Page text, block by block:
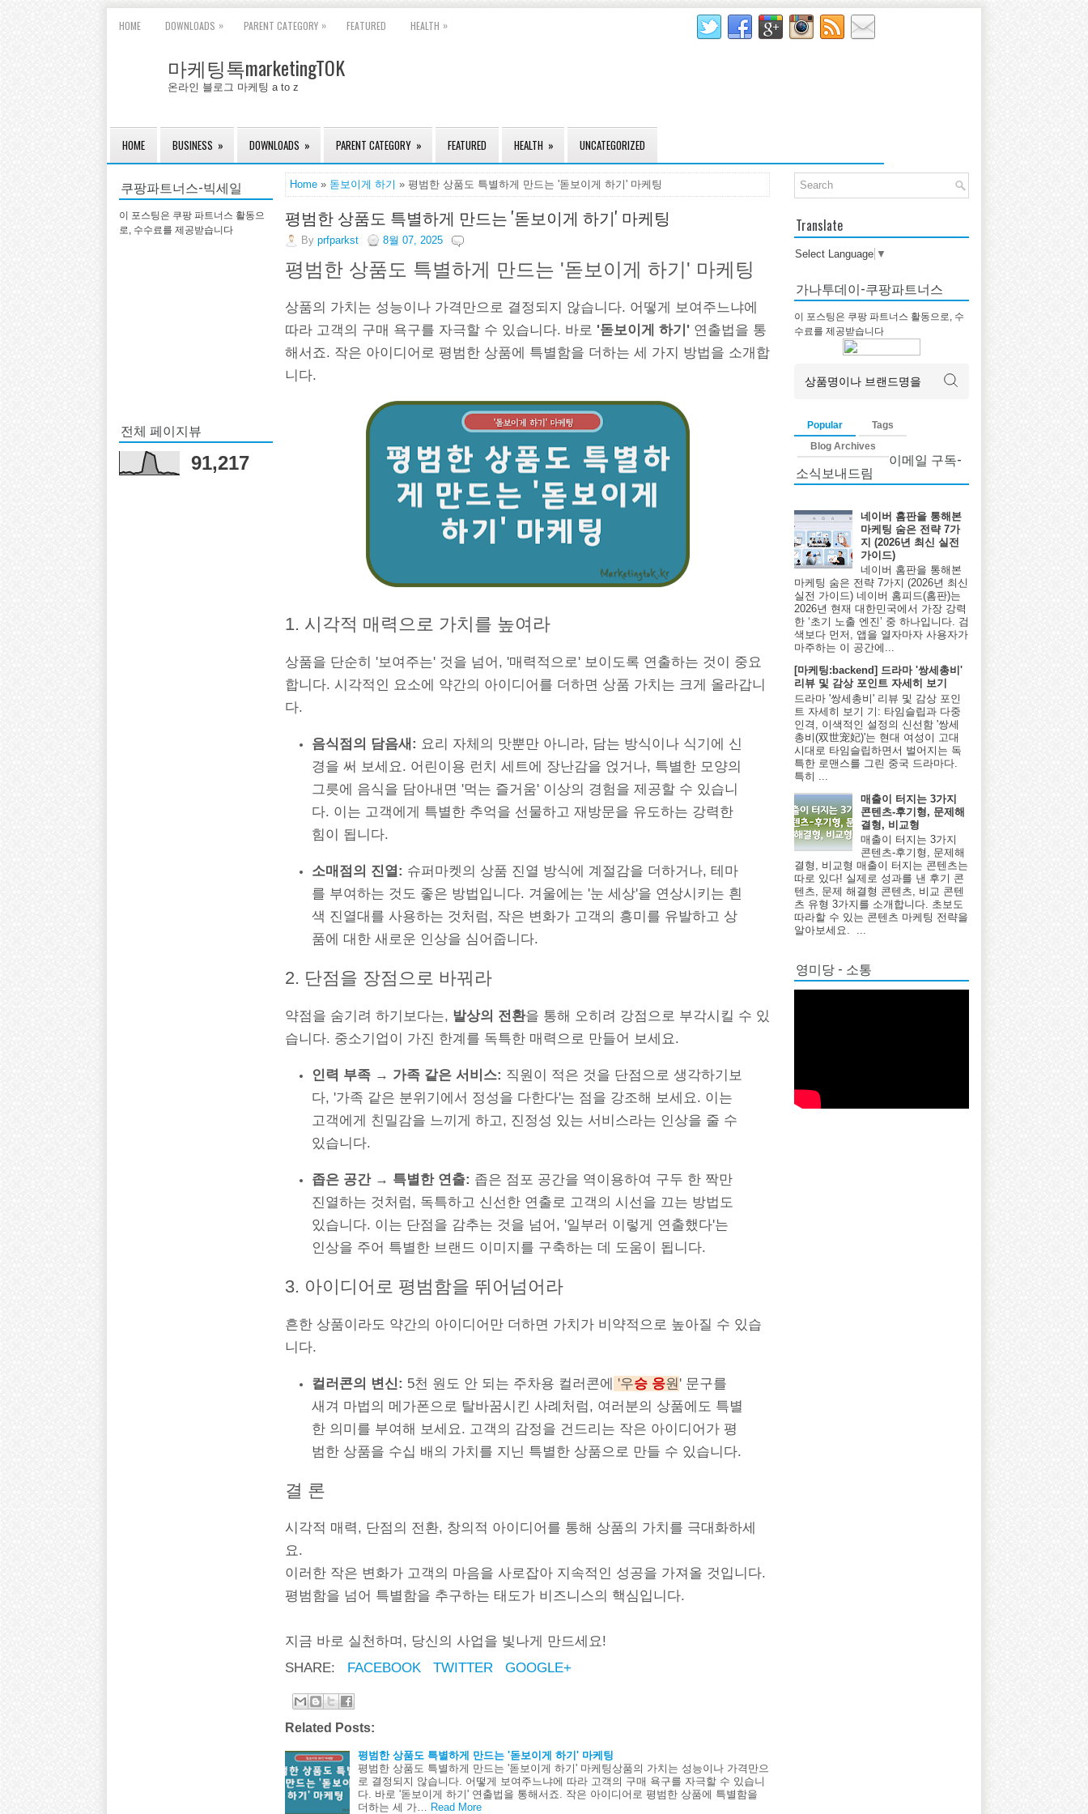
HOME DOWNLOADS » PARENT CATEGORY » FEATURED HEALTH »
마케팅톡marketingTOK
온라인 블로그 마케팅 a to z
HOME BUSINESS » DOWNLOADS » PARENT CATEGORY » FEATURED HEALTH » UNCATEGORIZED
쿠팡파트너스-빅세일
이 포스팅은 쿠팡 파트너스 활동으
로, 수수료를 제공받습니다
전체 페이지뷰
91,217
Home » 돋보이게 하기 » 평범한 상품도 특별하게 만드는 '돋보이게 하기' 마케팅
평범한 상품도 특별하게 만드는 '돋보이게 하기' 마케팅
By prfparkst 8월 07, 2025
평범한 상품도 특별하게 만드는 '돋보이게 하기' 마케팅
상품의 가치는 성능이나 가격만으로 결정되지 않습니다. 어떻게 보여주느냐에
따라 고객의 구매 욕구를 자극할 수 있습니다. 바로 '돋보이게 하기' 연출법을 통
해서죠. 작은 아이디어로 평범한 상품에 특별함을 더하는 세 가지 방법을 소개합
니다.
1. 시각적 매력으로 가치를 높여라
상품을 단순히 '보여주는' 것을 넘어, '매력적으로' 보이도록 연출하는 것이 중요
합니다. 시각적인 요소에 약간의 아이디어를 더하면 상품 가치는 크게 올라갑니
다.
음식점의 담음새: 요리 자체의 맛뿐만 아니라, 담는 방식이나 식기에 신
경을 써 보세요. 어린이용 런치 세트에 장난감을 얹거나, 특별한 모양의
그릇에 음식을 담아내면 '먹는 즐거움' 이상의 경험을 제공할 수 있습니
다. 이는 고객에게 특별한 추억을 선물하고 재방문을 유도하는 강력한
힘이 됩니다.
소매점의 진열: 슈퍼마켓의 상품 진열 방식에 계절감을 더하거나, 테마
를 부여하는 것도 좋은 방법입니다. 겨울에는 '눈 세상'을 연상시키는 흰
색 진열대를 사용하는 것처럼, 작은 변화가 고객의 흥미를 유발하고 상
품에 대한 새로운 인상을 심어줍니다.
2. 단점을 장점으로 바꿔라
약점을 숨기려 하기보다는, 발상의 전환을 통해 오히려 강점으로 부각시킬 수 있
습니다. 중소기업이 가진 한계를 독특한 매력으로 만들어 보세요.
인력 부족 → 가족 같은 서비스: 직원이 적은 것을 단점으로 생각하기보
다, '가족 같은 분위기에서 정성을 다한다'는 점을 강조해 보세요. 이는
고객에게 친밀감을 느끼게 하고, 진정성 있는 서비스라는 인상을 줄 수
있습니다.
좁은 공간 → 특별한 연출: 좁은 점포 공간을 역이용하여 구두 한 짝만
진열하는 것처럼, 독특하고 신선한 연출로 고객의 시선을 끄는 방법도
있습니다. 이는 단점을 감추는 것을 넘어, '일부러 이렇게 연출했다'는
인상을 주어 특별한 브랜드 이미지를 구축하는 데 도움이 됩니다.
3. 아이디어로 평범함을 뛰어넘어라
흔한 상품이라도 약간의 아이디어만 더하면 가치가 비약적으로 높아질 수 있습
니다.
컬러콘의 변신: 5천 원도 안 되는 주차용 컬러콘에 '우승 응원 ' 문구를
새겨 마법의 메가폰으로 탈바꿈시킨 사례처럼, 여러분의 상품에도 특별
한 의미를 부여해 보세요. 고객의 감정을 건드리는 작은 아이디어가 평
범한 상품을 수십 배의 가치를 지닌 특별한 상품으로 만들 수 있습니다.
결 론
시각적 매력, 단점의 전환, 창의적 아이디어를 통해 상품의 가치를 극대화하세
요.
이러한 작은 변화가 고객의 마음을 사로잡아 지속적인 성공을 가져올 것입니다.
평범함을 넘어 특별함을 추구하는 태도가 비즈니스의 핵심입니다.
지금 바로 실천하며, 당신의 사업을 빛나게 만드세요!
SHARE:
FACEBOOK TWITTER GOOGLE+
Related Posts:
평범한 상품도 특별하게 만드는 '돋보이게 하기' 마케팅
평범한 상품도 특별하게 만드는 '돋보이게 하기' 마케팅상품의 가치는 성능이나 가격만으
로 결정되지 않습니다. 어떻게 보여주느냐에 따라 고객의 구매 욕구를 자극할 수 있습니
다. 바로 '돋보이게 하기' 연출법을 통해서죠. 작은 아이디어로 평범한 상품에 특별함을
더하는 세 가…
Read More
Translate
Select Language ▼
가나투데이-쿠팡파트너스
이 포스팅은 쿠팡 파트너스 활동으로, 수
수료를 제공받습니다
Popular
Tags
Blog Archives
이메일 구독-
소식보내드림
네이버 홈판을 통해본
마케팅 숨은 전략 7가
지 (2026년 최신 실전
가이드)
네이버 홈판을 통해본
마케팅 숨은 전략 7가지 (2026년 최신
실전 가이드) 네이버 홈피드(홈판)는
2026년 현재 대한민국에서 가장 강력
한 ‘초기 노출 엔진’ 중 하나입니다. 검
색보다 먼저, 앱을 열자마자 사용자가
마주하는 이 공간에...
[마케팅:backend] 드라마 '쌍세총비'
리뷰 및 감상 포인트 자세히 보기
드라마 '쌍세총비' 리뷰 및 감상 포인
트 자세히 보기 기: 타임슬립과 다중
인격, 이색적인 설정의 신선함 '쌍세
총비(双世宠妃)'는 현대 여성이 고대
시대로 타임슬립하면서 벌어지는 독
특한 로맨스를 그린 중국 드라마다.
특히 ...
매출이 터지는 3가지
콘텐츠-후기형, 문제해
결형, 비교형
매출이 터지는 3가지
콘텐츠-후기형, 문제해
결형, 비교형 매출이 터지는 콘텐츠는
따로 있다! 실제로 성과를 낸 후기 콘
텐츠, 문제 해결형 콘텐츠, 비교 콘텐
츠 유형 3가지를 소개합니다. 초보도
따라할 수 있는 콘텐츠 마케팅 전략을
알아보세요. ...
영미당 - 소통